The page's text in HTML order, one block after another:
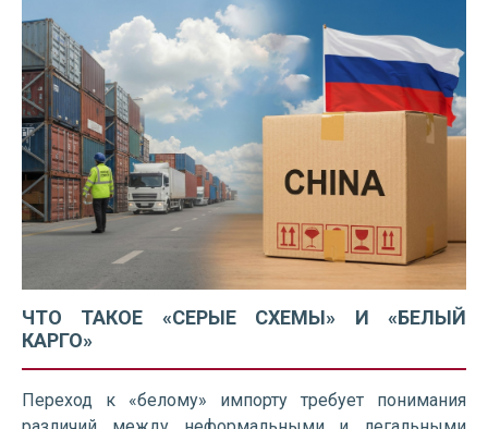
ЧТО ТАКОЕ «СЕРЫЕ СХЕМЫ» И «БЕЛЫЙ
КАРГО»
Переход к «белому» импорту требует понимания